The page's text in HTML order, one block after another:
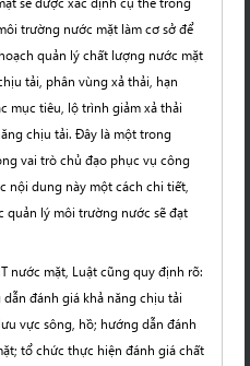
trường nước mặt làm cơ sở để
quản lý chất lượng nước mặt
tải, phân vùng xả thải, hạn
mục tiêu, lộ trình giảm xả thải
chịu tải. Đây là một trong
vai trò chủ đạo phục vụ công
nội dung này một cách chi tiết,
quản lý môi trường nước sẽ đạt
nước mặt, Luật cũng quy định rõ:
đánh giá khả năng chịu tải
vực sông, hồ; hướng dẫn đánh
tổ chức thực hiện đánh giá chất